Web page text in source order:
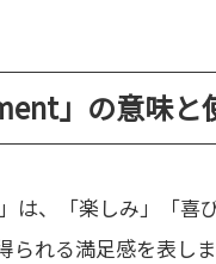
」の意味と
」は、「楽しみ」「喜
られる満足感を表し